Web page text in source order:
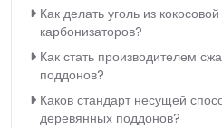
Как делать уголь из
карбонизаторов?
Как стать производителем
поддонов?
Каков стандарт несущей
деревянных поддонов?